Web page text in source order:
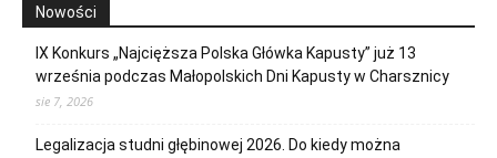
Nowości
IX Konkurs „Najcięższa Polska Główka Kapusty” już 13
września podczas Małopolskich Dni Kapusty w Charsznicy
sie 7, 2026
Legalizacja studni głębinowej 2026. Do kiedy można